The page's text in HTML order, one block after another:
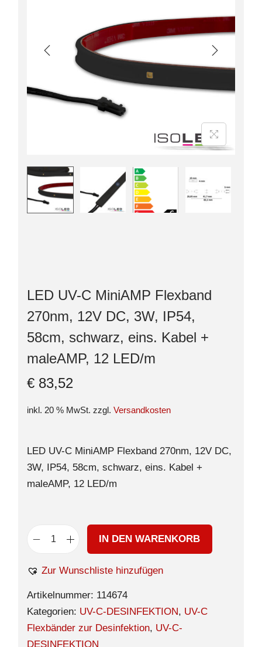
LED UV-C MiniAMP Flexband
270nm, 12V DC, 3W, IP54,
58cm, schwarz, eins. Kabel +
maleAMP, 12 LED/m
€ 83,52
inkl. 20 % MwSt. zzgl. Versandkosten
LED UV-C MiniAMP Flexband 270nm, 12V DC,
3W, IP54, 58cm, schwarz, eins. Kabel +
maleAMP, 12 LED/m
IN DEN WARENKORB
Zur Wunschliste hinzufügen
Artikelnummer: 114674
Kategorien: UV-C-DESINFEKTION, UV-C
Flexbänder zur Desinfektion, UV-C-
DESINFEKTION